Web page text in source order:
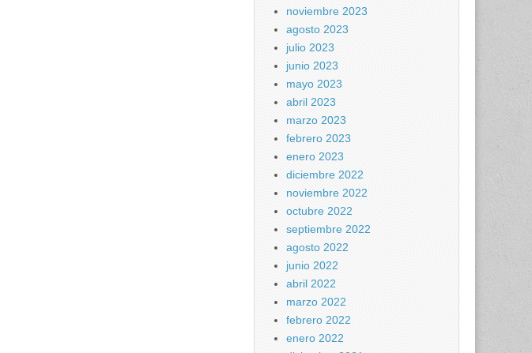
noviembre 2023
agosto 2023
julio 2023
junio 2023
mayo 2023
abril 2023
marzo 2023
febrero 2023
enero 2023
diciembre 2022
noviembre 2022
octubre 2022
septiembre 2022
agosto 2022
junio 2022
abril 2022
marzo 2022
febrero 2022
enero 2022